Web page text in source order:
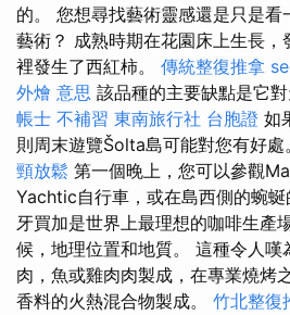
的。 您想尋找藝術靈感還是只是
藝術？ 成熟時期在花園床上生長
裡發生了西紅柿。 傳統整復推拿
外燴 意思 該品種的主要缺點是它
帳士 不補習 東南旅行社 台胞證 如
則周末遊覽Šolta島可能對您有好處
頸放鬆 第一個晚上，您可以參觀
Yachtic自行車，或在島西側的蜿蜒
牙買加是世界上最理想的咖啡生產
候，地理位置和地質。 這種令人嘆
肉，魚或雞肉肉製成，在專業燒烤
香料的火熱混合物製成。 竹北整復